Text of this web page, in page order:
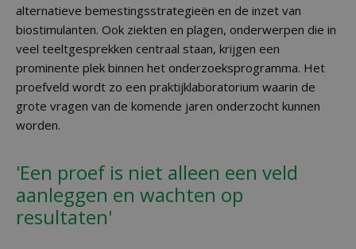
alternatieve bemestingsstrategieën en de inzet van
biostimulanten. Ook ziekten en plagen, onderwerpen die in
veel teeltgesprekken centraal staan, krijgen een
prominente plek binnen het onderzoeksprogramma. Het
proefveld wordt zo een praktijklaboratorium waarin de
grote vragen van de komende jaren onderzocht kunnen
worden.
'Een proef is niet alleen een veld
aanleggen en wachten op
resultaten'